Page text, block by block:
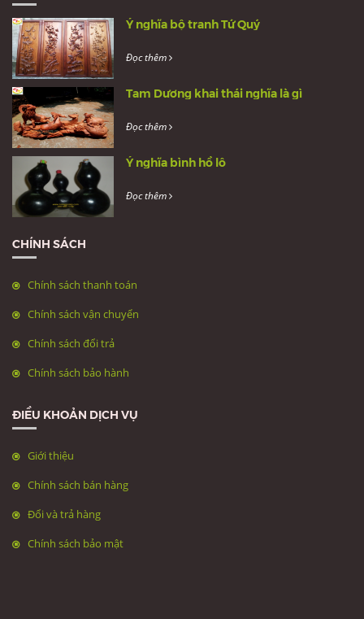
Ý nghĩa bộ tranh Tứ Quý
Đọc thêm
Tam Dương khai thái nghĩa là gì
Đọc thêm
Ý nghĩa bình hồ lô
Đọc thêm
CHÍNH SÁCH
Chính sách thanh toán
Chính sách vận chuyển
Chính sách đổi trả
Chính sách bảo hành
ĐIỀU KHOẢN DỊCH VỤ
Giới thiệu
Chính sách bán hàng
Đổi và trả hàng
Chính sách bảo mật